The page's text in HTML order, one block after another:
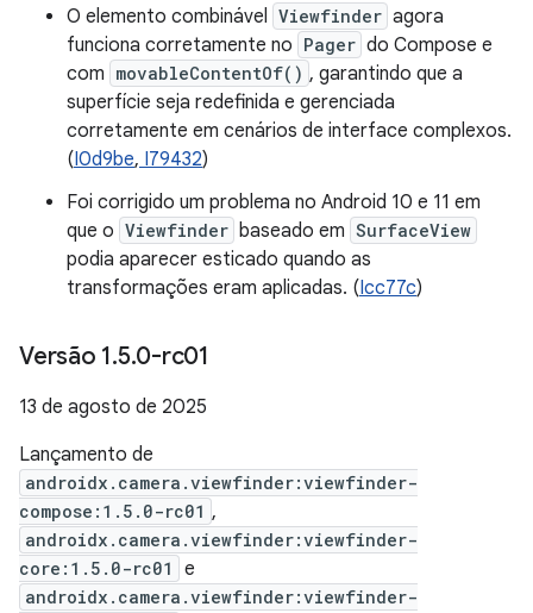
O elemento combinável Viewfinder agora
funciona corretamente no Pager do Compose e
com movableContentOf() , garantindo que a
superfície seja redefinida e gerenciada
corretamente em cenários de interface complexos.
(I0d9be, I79432)
Foi corrigido um problema no Android 10 e 11 em
que o Viewfinder baseado em SurfaceView
podia aparecer esticado quando as
transformações eram aplicadas. (Icc77c)
Versão 1.5.0-rc01
13 de agosto de 2025
Lançamento de
androidx.camera.viewfinder:viewfinder-
compose:1.5.0-rc01 ,
androidx.camera.viewfinder:viewfinder-
core:1.5.0-rc01
e
androidx.camera.viewfinder:viewfinder-